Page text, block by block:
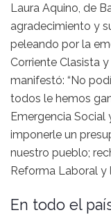
Laura Aquino, de
agradecimiento y
peleando por la
Corriente Clasista
manifestó: “No
todos le hemos
Emergencia Social
imponerle un
nuestro pueblo;
Reforma Laboral y
En todo el